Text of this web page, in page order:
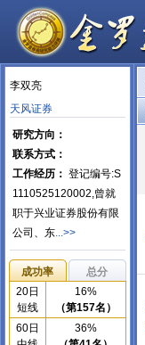
李双亮
天风证券
研究方向：
联系方式：
工作经历： 登记编号:S
1110525120002,曾就
职于兴业证券股份有限
公司、东...>>
成功率
总分
20日
短线
16%
（第157名）
60日
36%